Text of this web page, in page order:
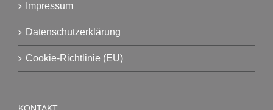
Impressum
Datenschutzerklärung
Cookie-Richtlinie (EU)